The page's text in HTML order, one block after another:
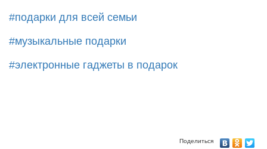
#подарки для всей семьи
#музыкальные подарки
#электронные гаджеты в подарок
Поделиться